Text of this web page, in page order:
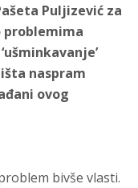
Puljizević za
problemima
naspram
ovog
bivše vlasti.